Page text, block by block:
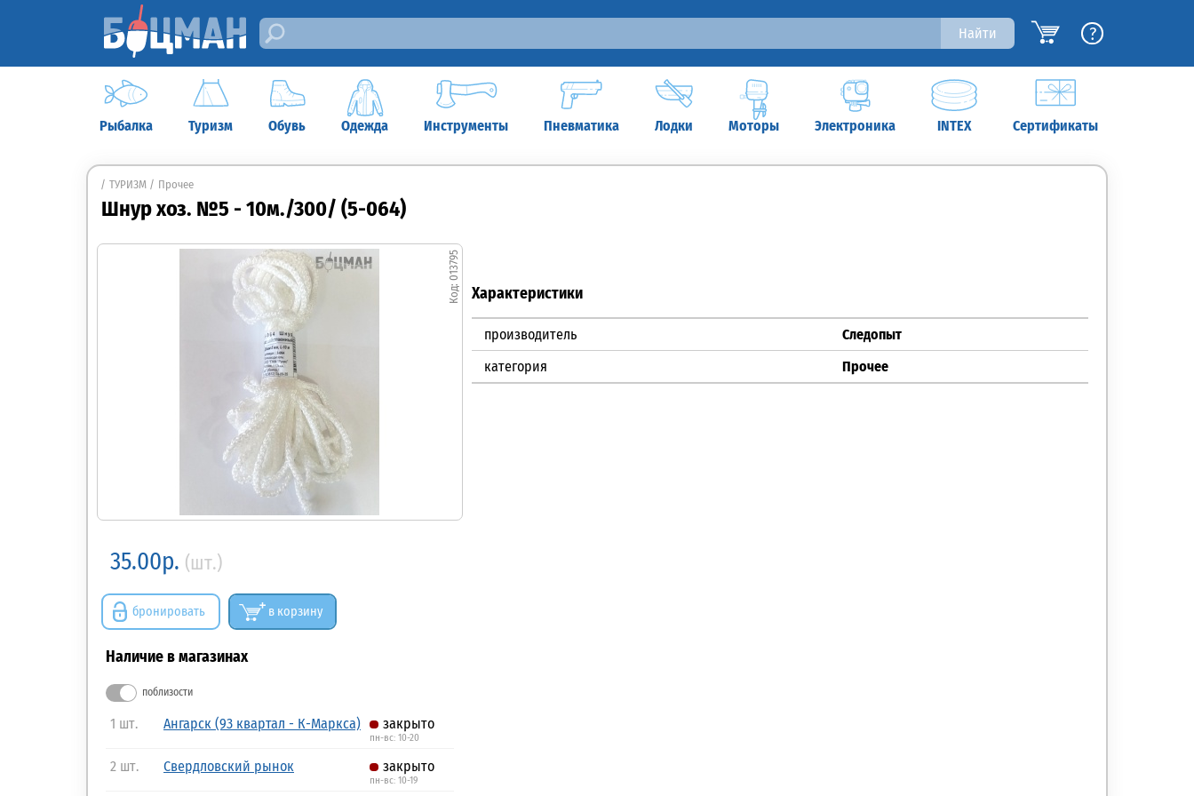
Найти ?
Рыбалка Туризм Обувь Одежда Инструменты Пневматика Лодки Моторы Электроника INTEX Сертификаты
ТУРИЗМ Прочее
Шнур хоз. №5 - 10м./300/ (5-064)
013795
35.00р. (шт.)
бронировать в корзину
Наличие в магазинах
поблизости
1 шт. Ангарск (93 квартал - К-Маркса) закрыто
пн-вс: 10-20
2 шт. Свердловский рынок закрыто
пн-вс: 10-19
Характеристики
производитель
Следопыт
категория
Прочее